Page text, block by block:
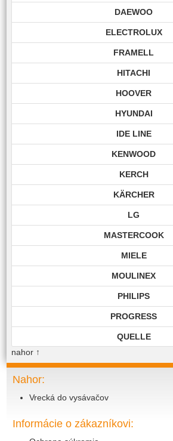
DAEWOO
ELECTROLUX
FRAMELL
HITACHI
HOOVER
HYUNDAI
IDE LINE
KENWOOD
KERCH
KÄRCHER
LG
MASTERCOOK
MIELE
MOULINEX
PHILIPS
PROGRESS
QUELLE
SIEMENS
nahor↑
Nahor:
Vrecká do vysávačov
Informácie o zákazníkovi: